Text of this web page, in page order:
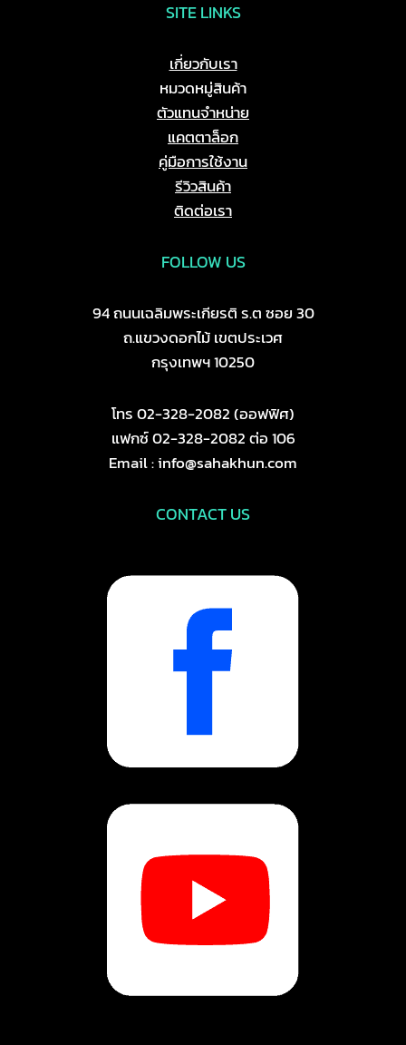
SITE LINKS
เกี่ยวกับเรา
หมวดหมู่สินค้า
ตัวแทนจำหน่าย
แคตตาล็อก
คู่มือการใช้งาน
รีวิวสินค้า
ติดต่อเรา
FOLLOW US
94 ถนนเฉลิมพระเกียรติ ร.ต ซอย 30
ถ.แขวงดอกไม้ เขตประเวศ
กรุงเทพฯ 10250
โทร 02-328-2082 (ออฟฟิศ)
แฟกซ์ 02-328-2082 ต่อ 106
Email : info@sahakhun.com
CONTACT US